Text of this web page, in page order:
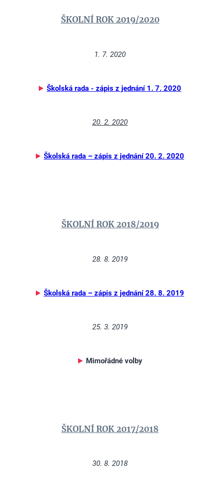
ŠKOLNÍ ROK 2019/2020
1. 7. 2020
Školská rada - zápis z jednání 1. 7. 2020
20. 2. 2020
Školská rada – zápis z jednání 20. 2. 2020
ŠKOLNÍ ROK 2018/2019
28. 8. 2019
Školská rada – zápis z jednání 28. 8. 2019
25. 3. 2019
Mimořádné volby
ŠKOLNÍ ROK 2017/2018
30. 8. 2018